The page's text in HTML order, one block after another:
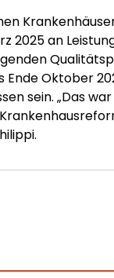
2025 an
Ende Oktober
sein. „Das